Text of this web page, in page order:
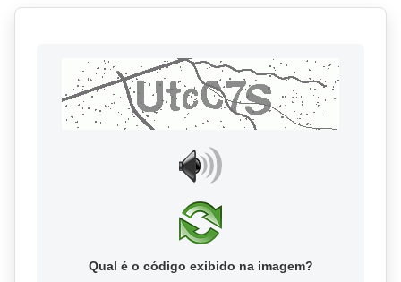
Qual é o código exibido na imagem?